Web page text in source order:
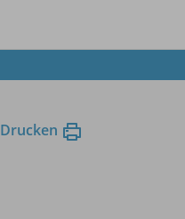
Drucken